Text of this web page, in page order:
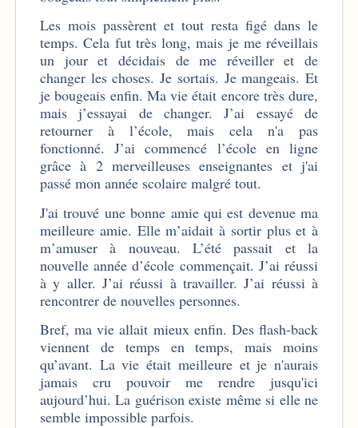
Les mois passèrent et tout resta figé dans le
temps. Cela fut très long, mais je me réveillais
un jour et décidais de me réveiller et de
changer les choses. Je sortais. Je mangeais. Et
je bougeais enfin. Ma vie était encore très dure,
mais j’essayai de changer. J’ai essayé de
retourner à l’école, mais cela n'a pas
fonctionné. J’ai commencé l’école en ligne
grâce à 2 merveilleuses enseignantes et j'ai
passé mon année scolaire malgré tout.
J'ai trouvé une bonne amie qui est devenue ma
meilleure amie. Elle m’aidait à sortir plus et à
m’amuser à nouveau. L’été passait et la
nouvelle année d’école commençait. J’ai réussi
à y aller. J’ai réussi à travailler. J’ai réussi à
rencontrer de nouvelles personnes.
Bref, ma vie allait mieux enfin. Des flash-back
viennent de temps en temps, mais moins
qu’avant. La vie était meilleure et je n'aurais
jamais cru pouvoir me rendre jusqu'ici
aujourd’hui. La guérison existe même si elle ne
semble impossible parfois.